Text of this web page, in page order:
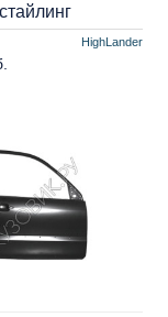
HighLander